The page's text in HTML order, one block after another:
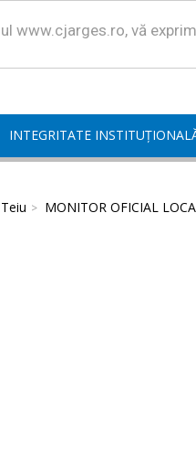
www.cjarges.ro, vă
INTEGRITATE
MONITOR OFICIAL